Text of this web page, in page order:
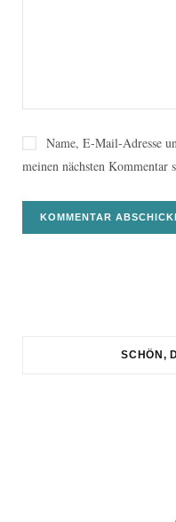
Name, E-Mail-Adresse
meinen nächsten Kommentar
SCHÖN,